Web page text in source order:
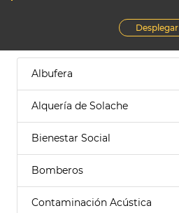
Desplegar
Albufera
Alquería de Solache
Bienestar Social
Bomberos
Contaminación Acústica